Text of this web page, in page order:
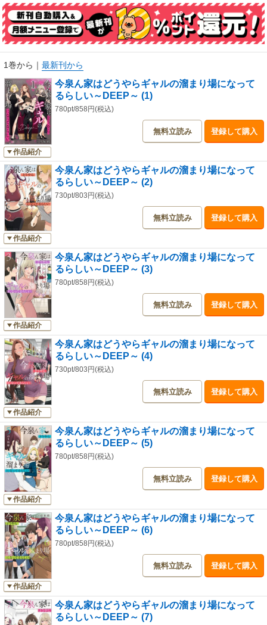
★単行本カバー下画像収録★
1巻から ｜ 最新刊から
作品紹介
今泉ん家はどうやらギャルの溜まり場になって
るらしい～DEEP～ (1)
780pt/858円(税込)
無料立読み 登録して購入
作品紹介
今泉ん家はどうやらギャルの溜まり場になって
るらしい～DEEP～ (2)
730pt/803円(税込)
無料立読み 登録して購入
作品紹介
今泉ん家はどうやらギャルの溜まり場になって
るらしい～DEEP～ (3)
780pt/858円(税込)
無料立読み 登録して購入
作品紹介
今泉ん家はどうやらギャルの溜まり場になって
るらしい～DEEP～ (4)
730pt/803円(税込)
無料立読み 登録して購入
作品紹介
今泉ん家はどうやらギャルの溜まり場になって
るらしい～DEEP～ (5)
780pt/858円(税込)
無料立読み 登録して購入
作品紹介
今泉ん家はどうやらギャルの溜まり場になって
るらしい～DEEP～ (6)
780pt/858円(税込)
無料立読み 登録して購入
今泉ん家はどうやらギャルの溜まり場になって
るらしい～DEEP～ (7)